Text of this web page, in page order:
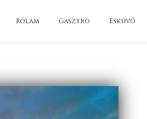
Rólam Gasztro Esküvő